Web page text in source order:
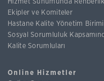
Ekipler ve Komiteler
Hastane Kalite Yönetim Birimi
Sosyal Sorumluluk
Kalite Sorumluları
Online Hizmetler